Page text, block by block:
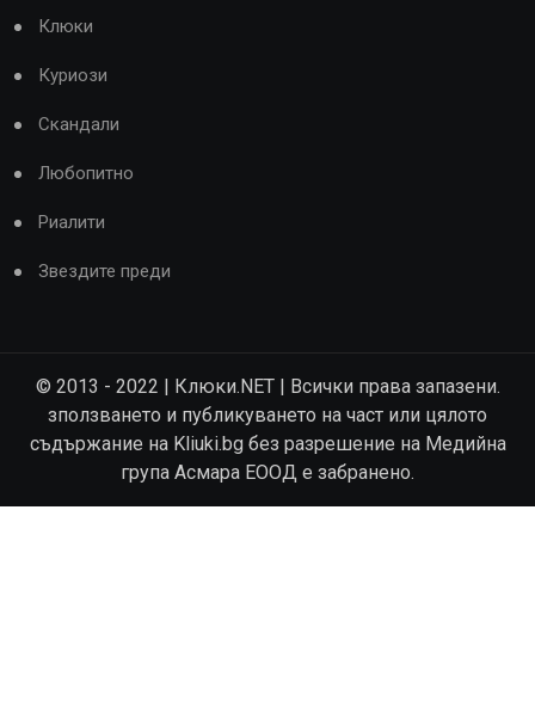
Клюки
Куриози
Скандали
Любопитно
Риалити
Звездите преди
© 2013 - 2022 | Клюки.NET | Всички права запазени.
зползването и публикуването на част или цялото
съдържание на Kliuki.bg без разрешение на Медийна
група Асмара ЕООД е забранено.